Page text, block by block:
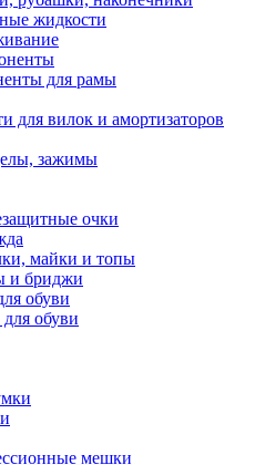
жидкости
для рамы
для вилок и амортизаторов
зажимы
очки
майки и топы
и бриджи
обуви
обуви
мешки